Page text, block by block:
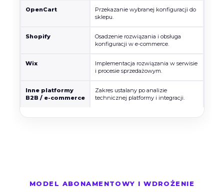
OpenCart
Przekazanie wybranej konfiguracji do
sklepu.
Shopify
Osadzenie rozwiązania i obsługa
konfiguracji w e-commerce.
Wix
Implementacja rozwiązania w serwisie
i procesie sprzedażowym.
Inne platformy
B2B / e-commerce
Zakres ustalany po analizie
technicznej platformy i integracji.
MODEL ABONAMENTOWY I WDROŻENIE